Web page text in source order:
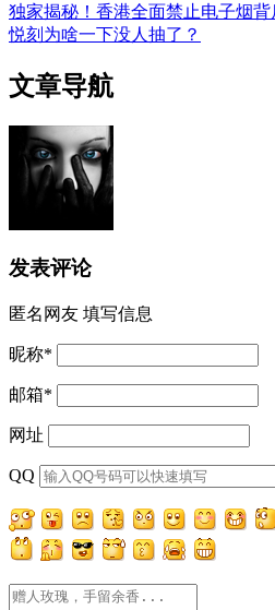
独家揭秘！香港全面禁止电子烟背
悦刻为啥一下没人抽了？
文章导航
发表评论
匿名网友 填写信息
昵称*
邮箱*
网址
QQ